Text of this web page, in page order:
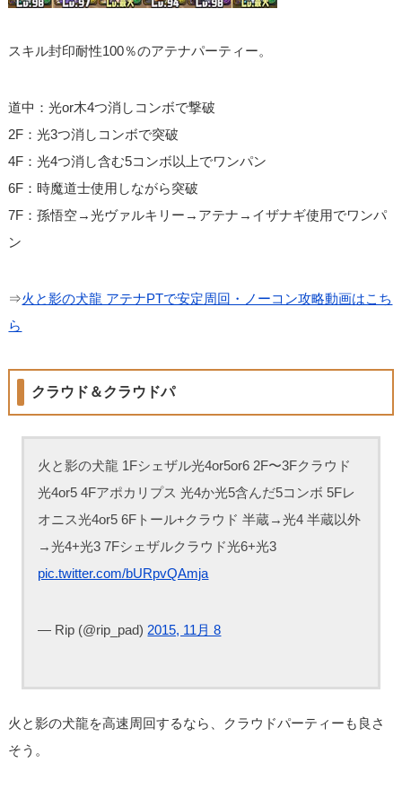
スキル封印耐性100％のアテナパーティー。
道中：光or木4つ消しコンボで撃破
2F：光3つ消しコンボで突破
4F：光4つ消し含む5コンボ以上でワンパン
6F：時魔道士使用しながら突破
7F：孫悟空→光ヴァルキリー→アテナ→イザナギ使用でワンパ
ン
⇒火と影の犬龍 アテナPTで安定周回・ノーコン攻略動画はこち
ら
クラウド＆クラウドパ
火と影の犬龍 1Fシェザル光4or5or6 2F〜3Fクラウド
光4or5 4Fアポカリプス 光4か光5含んだ5コンボ 5Fレ
オニス光4or5 6Fトール+クラウド 半蔵→光4 半蔵以外
→光4+光3 7Fシェザルクラウド光6+光3
pic.twitter.com/bURpvQAmja
— Rip (@rip_pad) 2015, 11月 8
火と影の犬龍を高速周回するなら、クラウドパーティーも良さ
そう。